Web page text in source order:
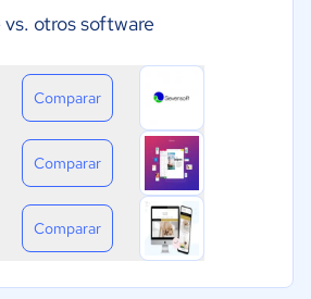
otros software
Comparar
Comparar
Comparar